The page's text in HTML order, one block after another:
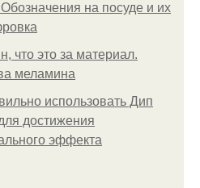
на посуде и их
что это за материал.
меламина
использовать Дип
достижения
эффекта